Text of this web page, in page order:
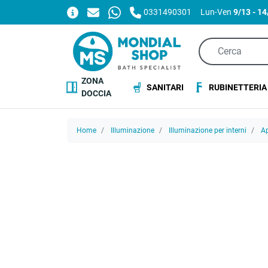
0331490301 Lun-Ven9/13 -
ZONA
DOCCIA
SANITARI RUBINETTERIA
Home Illuminazione Illuminazione per interni